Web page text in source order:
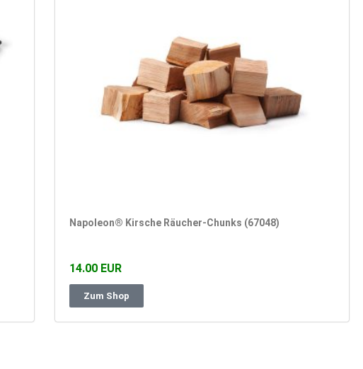
Napoleon® Kirsche Räucher-Chunks (67048)
14.00 EUR
Zum Shop